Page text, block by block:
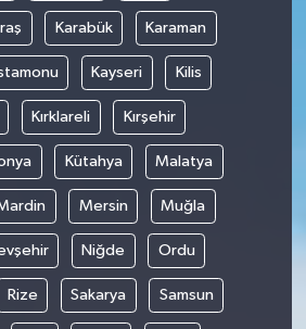
Karabük Karaman
Kayseri Kilis
Kırklareli Kırşehir
Kütahya Malatya
Mersin Muğla
Niğde Ordu
Rize Sakarya Samsun